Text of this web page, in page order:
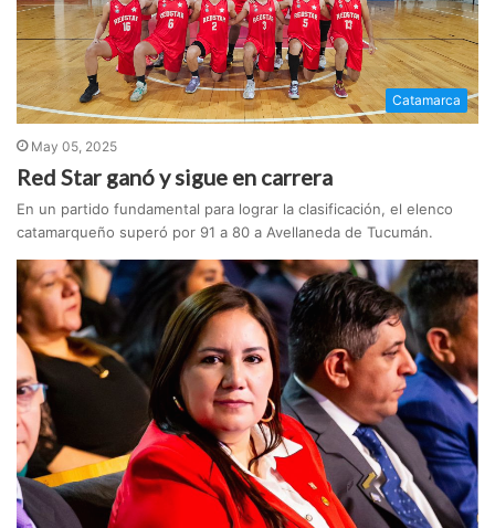
Catamarca
May 05, 2025
Red Star ganó y sigue en carrera
En un partido fundamental para lograr la clasificación, el elenco
catamarqueño superó por 91 a 80 a Avellaneda de Tucumán.